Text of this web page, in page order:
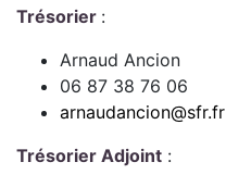
Trésorier :
Arnaud Ancion
06 87 38 76 06
arnaudancion@sfr.fr
Trésorier Adjoint :